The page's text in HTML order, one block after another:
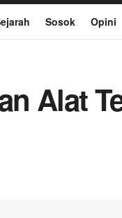
Sosok Opini
Alat